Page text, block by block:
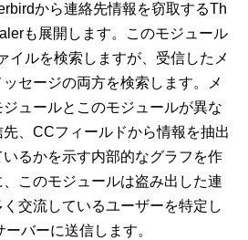
から連絡先情報を窃取するTh
も展開します。このモジュール
イルを検索しますが、受信したメ
セージの両方を検索します。メ
ュールとこのモジュールが異な
、CCフィールドから情報を抽出
るかを示す内部的なグラフを作
このモジュールは盗み出した連
交流しているユーザーを特定し
バーに送信します。